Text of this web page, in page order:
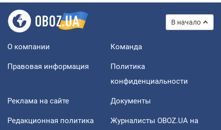
В начало
О компании Команда
Правовая информация
Политика
конфиденциальности
Реклама на сайте Документы
Редакционная политика
Журналисты OBOZ.UA на